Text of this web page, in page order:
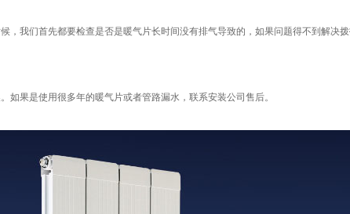
我们首先都要检查是否是暖气片长时间没有排气导致的，如果问题得不到解决
果是使用很多年的暖气片或者管路漏水，联系安装公司售后。